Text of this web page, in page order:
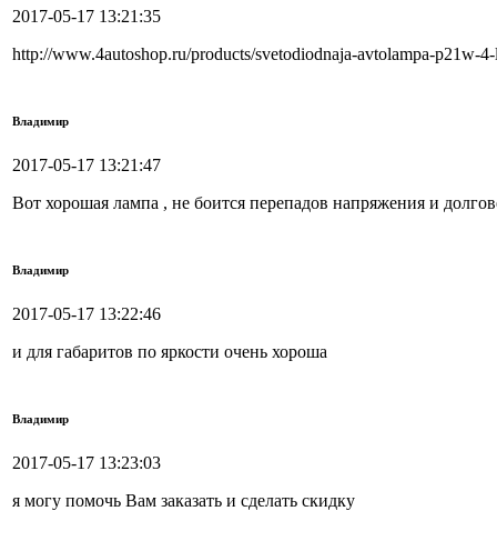
2017-05-17 13:21:35
http://www.4autoshop.ru/products/svetodiodnaja-avtolampa-p21w-
Владимир
2017-05-17 13:21:47
Вот хорошая лампа , не боится перепадов напряжения и
Владимир
2017-05-17 13:22:46
и для габаритов по яркости очень хороша
Владимир
2017-05-17 13:23:03
я могу помочь Вам заказать и сделать скидку